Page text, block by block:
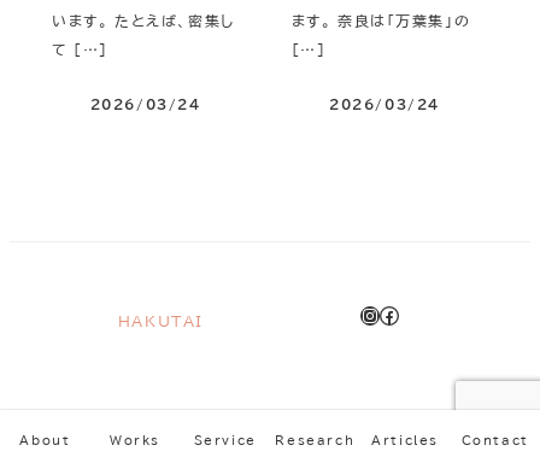
います。 たとえば、密集し
て […]
2026/03/24
ます。 奈良は「万葉集」の
[…]
2026/03/24
HAKUTAI InstagramFacebook
About Works ServiceResearchArticles Contact
About Works Service Research Articles Contact